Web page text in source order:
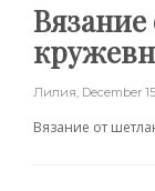
Лилия, December
Вязание от